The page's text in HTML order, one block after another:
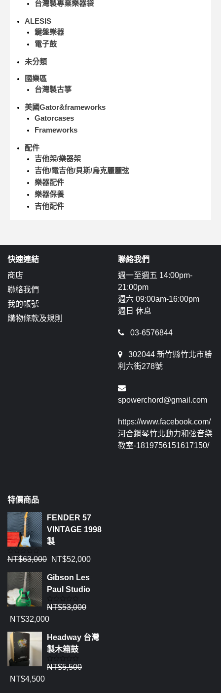
台灣製專業樂器袋
ALESIS
鍵盤樂器
電子鼓
未分類
國樂區
台灣製古箏
美國Gator&frameworks
Gatorcases
Frameworks
配件
吉他架/樂器架
吉他/電吉他/貝斯/烏克麗麗弦
樂器配件
樂器保養
吉他配件
快速連結
商店
聯絡我們
我的帳號
購物條款及規則
聯絡我們
週一至週五 14:00pm-
21:00pm
週六 09:00am-16:00pm
週日 休息
03-6576844
302044 新竹縣竹北市勝
利六街278號
spowerchord@gmail.com
https://www.facebook.com/
河合鋼琴竹北動力和弦音樂
教室-1819756151617150/
特價商品
FENDER 57
VINTAGE 1998
製
評
0
5
NT$63,000 NT$52,000
Gibson Les
Paul Studio
評
0
5
NT$53,000
NT$32,000
Headway 台灣
製木箱鼓
評
NT$5,500
NT$4,500